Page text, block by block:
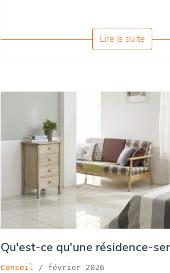
Lire la suite
Qu'est-ce qu'une résidence-
Conseil / février 2026